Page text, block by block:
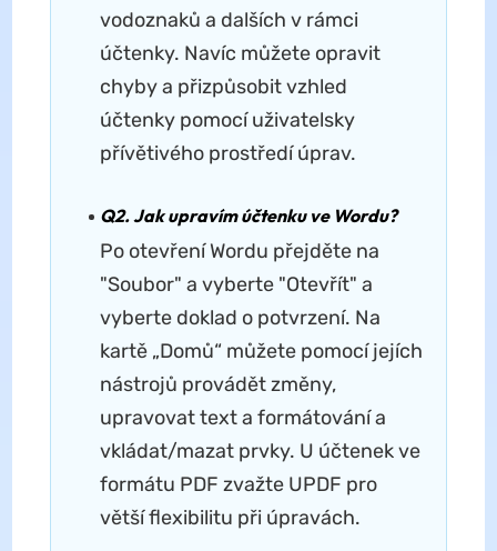
vodoznaků a dalších v rámci
účtenky. Navíc můžete opravit
chyby a přizpůsobit vzhled
účtenky pomocí uživatelsky
přívětivého prostředí úprav.
Q2. Jak upravím účtenku ve Wordu?
Po otevření Wordu přejděte na
"Soubor" a vyberte "Otevřít" a
vyberte doklad o potvrzení. Na
kartě „Domů“ můžete pomocí jejích
nástrojů provádět změny,
upravovat text a formátování a
vkládat/mazat prvky. U účtenek ve
formátu PDF zvažte UPDF pro
větší flexibilitu při úpravách.